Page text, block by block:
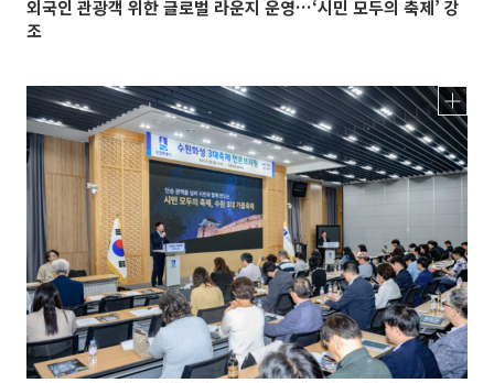
외국인 관광객 위한 글로벌 라운지 운영…‘시민 모두의 축제’ 강
조